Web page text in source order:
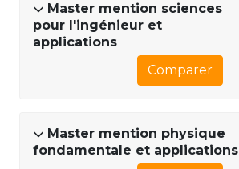
Master mention sciences
pour l'ingénieur et
applications
Comparer
Master mention physique
fondamentale et applications